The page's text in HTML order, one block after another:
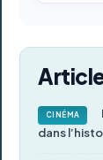
CINÉMA
dans